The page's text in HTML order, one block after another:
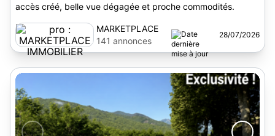
accès créé, belle vue dégagée et proche commodités.
MARKETPLACE
IMMOBILIER
141 annonces
28/07/2026